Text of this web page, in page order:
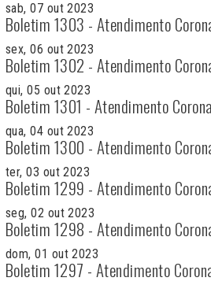
sab, 07 out 2023
Boletim 1303 - Atendimento
sex, 06 out 2023
Boletim 1302 - Atendimento
qui, 05 out 2023
Boletim 1301 - Atendimento
qua, 04 out 2023
Boletim 1300 - Atendimento
ter, 03 out 2023
Boletim 1299 - Atendimento
seg, 02 out 2023
Boletim 1298 - Atendimento
dom, 01 out 2023
Boletim 1297 - Atendimento